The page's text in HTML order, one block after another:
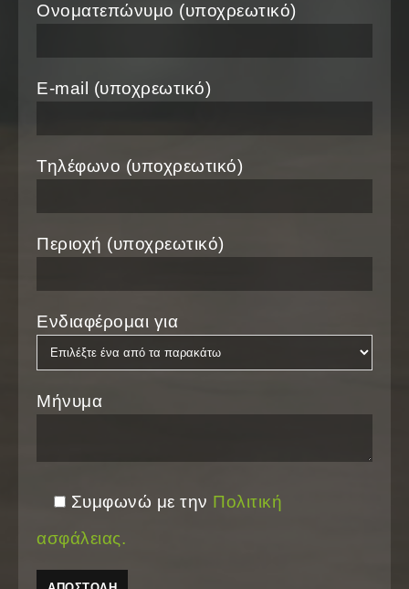
Ονοματεπώνυμο (υποχρεωτικό)
E-mail (υποχρεωτικό)
Τηλέφωνο (υποχρεωτικό)
Περιοχή (υποχρεωτικό)
Ενδιαφέρομαι για
Μήνυμα
Συμφωνώ με την Πολιτική
ασφάλειας.